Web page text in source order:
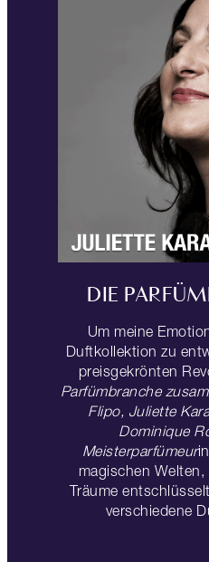
DIE
Um meine
Duftkollektion zu
preisgekrönten
Parfümbranche
Flipo, Juliette
Dominique
Meisterparfümeur
magischen
Träume
verschiedene